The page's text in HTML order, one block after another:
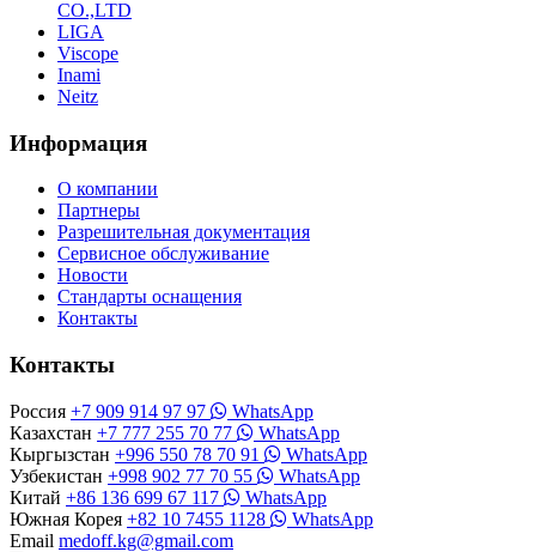
CO.,LTD
LIGA
Viscope
Inami
Neitz
Информация
О компании
Партнеры
Разрешительная документация
Сервисное обслуживание
Новости
Стандарты оснащения
Контакты
Контакты
Россия +7 909 914 97 97
WhatsApp
Казахстан +7 777 255 70 77
WhatsApp
Кыргызстан +996 550 78 70 91
WhatsApp
Узбекистан +998 902 77 70 55
WhatsApp
Китай +86 136 699 67 117
WhatsApp
Южная Корея +82 10 7455 1128
WhatsApp
Email medoff.kg@gmail.com